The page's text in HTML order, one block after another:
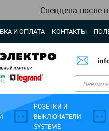
Спеццена после
И ОПЛАТА КОНТАКТЫ
РОЗЕТКИ И
ВЫКЛЮЧАТЕЛИ
SYSTEME